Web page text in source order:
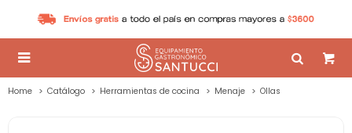

Home Catálogo Herramientas de cocina Menaje Ollas